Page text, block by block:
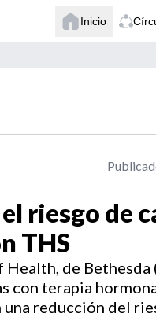
Inicio
riesgo de
THS
de Bethesda
con terapia
reducción del